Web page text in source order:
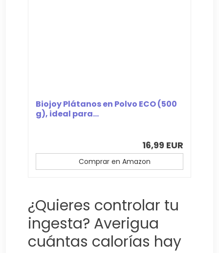
Biojoy Plátanos en Polvo ECO (500
g), ideal para...
16,99 EUR
Comprar en Amazon
¿Quieres controlar tu
ingesta? Averigua
cuántas calorías hay